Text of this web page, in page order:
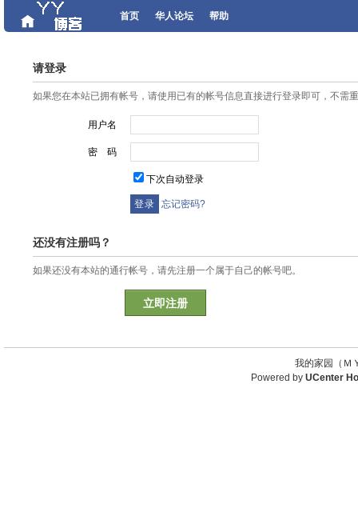
首页 华人论坛 帮助
请登录
如果您在本站已拥有帐号，请使用已有的帐号信息直接进行登录即可，不需
用户名
密 码
下次自动登录
忘记密码?
还没有注册吗？
如果还没有本站的通行帐号，请先注册一个属于自己的帐号吧。
立即注册
我的家园（
Powered by UCenter